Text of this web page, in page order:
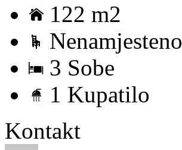
122 m2
Nenamjesteno
3 Sobe
1 Kupatilo
Kontakt